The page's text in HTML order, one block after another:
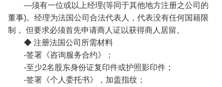
—须有一位或以上经理(等同于其他地方注册之公司的
董事)。经理为法国公司合法代表人，代表没有任何国籍限
制， 但要求必须首先申请商人证以获得商人居留。
◆ 注册法国公司所需材料
-签署《咨询服务合约》；
-至少2名股东身份证复印件或护照影印件；
-签署《个人委托书》，加盖指纹；